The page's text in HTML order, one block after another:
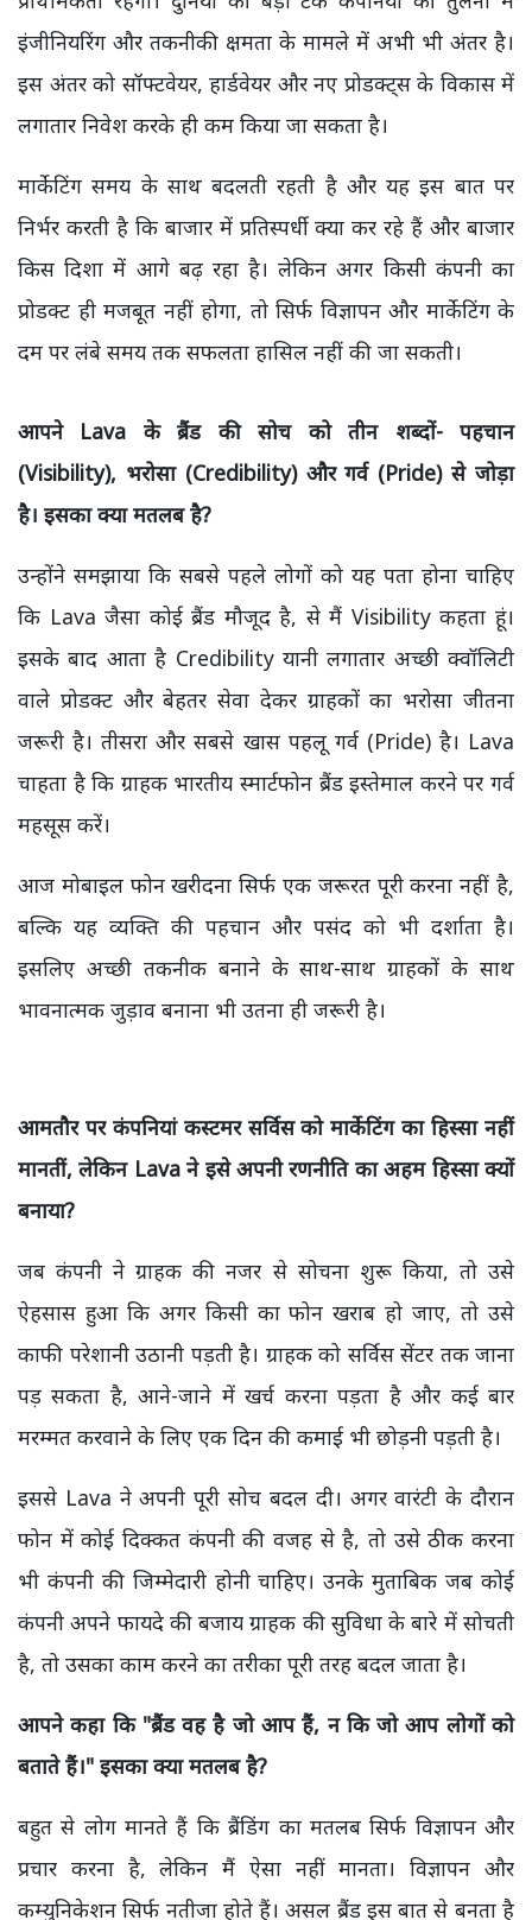
इंजीनियरिंग और तकनीकी क्षमता के मामले में अभी भी अंतर है।
इस अंतर को सॉफ्टवेयर, हार्डवेयर और नए प्रोडक्ट्स के विकास में
लगातार निवेश करके ही कम किया जा सकता है।
मार्केटिंग समय के साथ बदलती रहती है और यह इस बात पर
निर्भर करती है कि बाजार में प्रतिस्पर्धी क्या कर रहे हैं और बाजार
किस दिशा में आगे बढ़ रहा है। लेकिन अगर किसी कंपनी का
प्रोडक्ट ही मजबूत नहीं होगा, तो सिर्फ विज्ञापन और मार्केटिंग के
दम पर लंबे समय तक सफलता हासिल नहीं की जा सकती।
आपने Lava के ब्रैंड की सोच को तीन शब्दों- पहचान
(Visibility), भरोसा (Credibility) और गर्व (Pride)से जोड़ा
है। इसका क्या मतलब है?
उन्होंने समझाया कि सबसे पहले लोगों को यह पता होना चाहिए
कि Lava जैसा कोई ब्रैंड मौजूद है, से मैं Visibility कहता हूं।
इसके बाद आता है Credibility यानी लगातार अच्छी क्वॉलिटी
वाले प्रोडक्ट और बेहतर सेवा देकर ग्राहकों का भरोसा जीतना
जरूरी है। तीसरा और सबसे खास पहलू गर्व (Pride) है। Lava
चाहता है कि ग्राहक भारतीय स्मार्टफोन ब्रैंड इस्तेमाल करने पर गर्व
महसूस करें।
आज मोबाइल फोन खरीदना सिर्फ एक जरूरत पूरी करना नहीं है,
बल्कि यह व्यक्ति की पहचान और पसंद को भी दर्शाता है।
इसलिए अच्छी तकनीक बनाने के साथ-साथ ग्राहकों के साथ
भावनात्मक जुड़ाव बनाना भी उतना ही जरूरी है।
आमतौर पर कंपनियां कस्टमर सर्विस को मार्केटिंग का हिस्सा नहीं
मानतीं, लेकिन Lava ने इसे अपनी रणनीति का अहम हिस्सा क्यों
बनाया?
जब कंपनी ने ग्राहक की नजर से सोचना शुरू किया, तो उसे
ऐहसास हुआ कि अगर किसी का फोन खराब हो जाए, तो उसे
काफी परेशानी उठानी पड़ती है। ग्राहक को सर्विस सेंटर तक जाना
पड़ सकता है, आने-जाने में खर्च करना पड़ता है और कई बार
मरम्मत करवाने के लिए एक दिन की कमाई भी छोड़नी पड़ती है।
इससे Lava ने अपनी पूरी सोच बदल दी। अगर वारंटी के दौरान
फोन में कोई दिक्कत कंपनी की वजह से है, तो उसे ठीक करना
भी कंपनी की जिम्मेदारी होनी चाहिए। उनके मुताबिक जब कोई
कंपनी अपने फायदे की बजाय ग्राहक की सुविधा के बारे में सोचती
है, तो उसका काम करने का तरीका पूरी तरह बदल जाता है।
आपने कहा कि "ब्रैंड वह है जो आप हैं, न कि जो आप लोगों को
बताते हैं।" इसका क्या मतलब है?
बहुत से लोग मानते हैं कि ब्रैंडिंग का मतलब सिर्फ विज्ञापन और
प्रचार करना है, लेकिन मैं ऐसा नहीं मानता। विज्ञापन और
कम्युनिकेशन सिर्फ नतीजा होते हैं। असल ब्रैंड इस बात से बनता है